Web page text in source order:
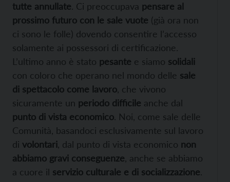
tutte annullate. Ci preoccupava pensare al
prossimo futuro con le sale vuote (già ora non
ci sono le folle) dovendo consentire l’accesso
solamente ai possessori di certificazione.
L’ultimo anno è stato pesante e siamo solidali
con coloro che operano nel mondo delle sale
di spettacolo come lavoro , che vivono
sicuramente un periodo difficile anche dal
punto di vista economico. Noi, come sale delle
Comunità, basandoci esclusivamente sul lavoro
di volontari , dal punto di vista economico non
abbiamo gravi conseguenze , anche se abbiamo
a cuore il servizio culturale e di socializzazione.